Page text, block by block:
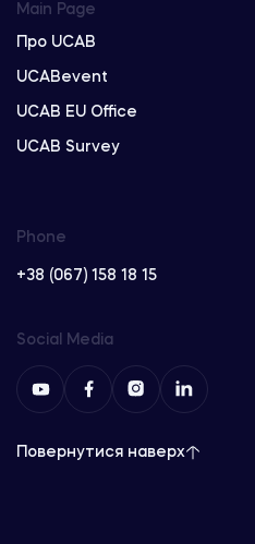
Main Page
Про UCAB
UCABevent
UCAB EU Office
UCAB Survey
Phone
+38 (067) 158 18 15
Social Media
Повернутися наверх